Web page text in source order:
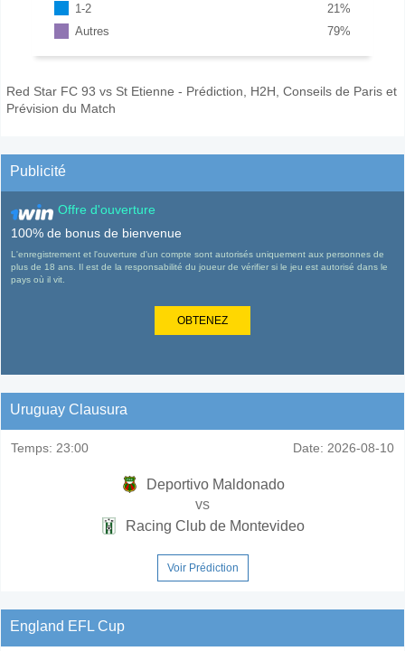
1-2 %
21
Autres
%
79
Red Star FC 93 vs St Etienne - Prédiction, H2H, Conseils de Paris et
Prévision du Match
Publicité
Offre d'ouverture
100% de bonus de bienvenue
L'enregistrement et l'ouverture d'un compte sont autorisés uniquement aux personnes de
plus de 18 ans. Il est de la responsabilité du joueur de vérifier si le jeu est autorisé dans le
pays où il vit.
OBTENEZ
Uruguay Clausura
Temps: 23:00 Date: 2026-08-10
Deportivo Maldonado
vs
Racing Club de Montevideo
Voir Prédiction
England EFL Cup